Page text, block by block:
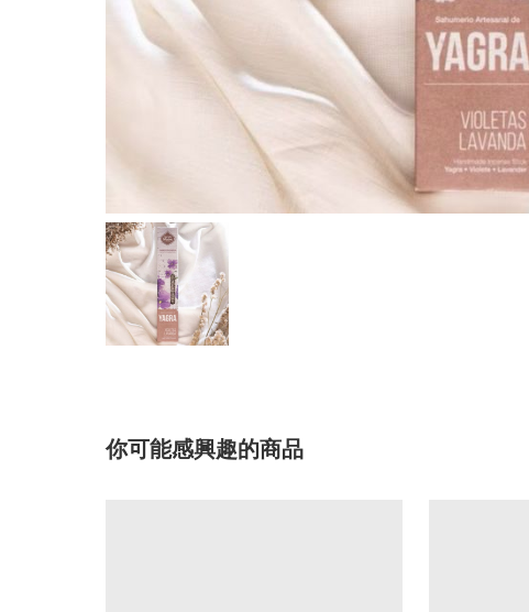
你可能感興趣的商品